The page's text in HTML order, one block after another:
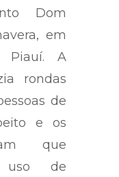
Dom
em
Piauí. A
rondas
de
e os
que
uso de